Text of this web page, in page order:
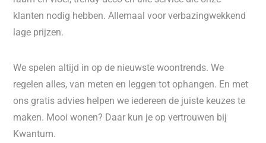
klanten nodig hebben. Allemaal voor verbazingwekkend
lage prijzen.
We spelen altijd in op de nieuwste woontrends. We
regelen alles, van meten en leggen tot ophangen. En met
ons gratis advies helpen we iedereen de juiste keuzes te
maken. Mooi wonen? Daar kun je op vertrouwen bij
Kwantum.